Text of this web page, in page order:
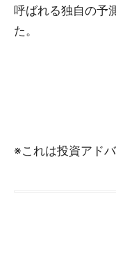
呼ばれる独自の予
た。
※これは投資アド